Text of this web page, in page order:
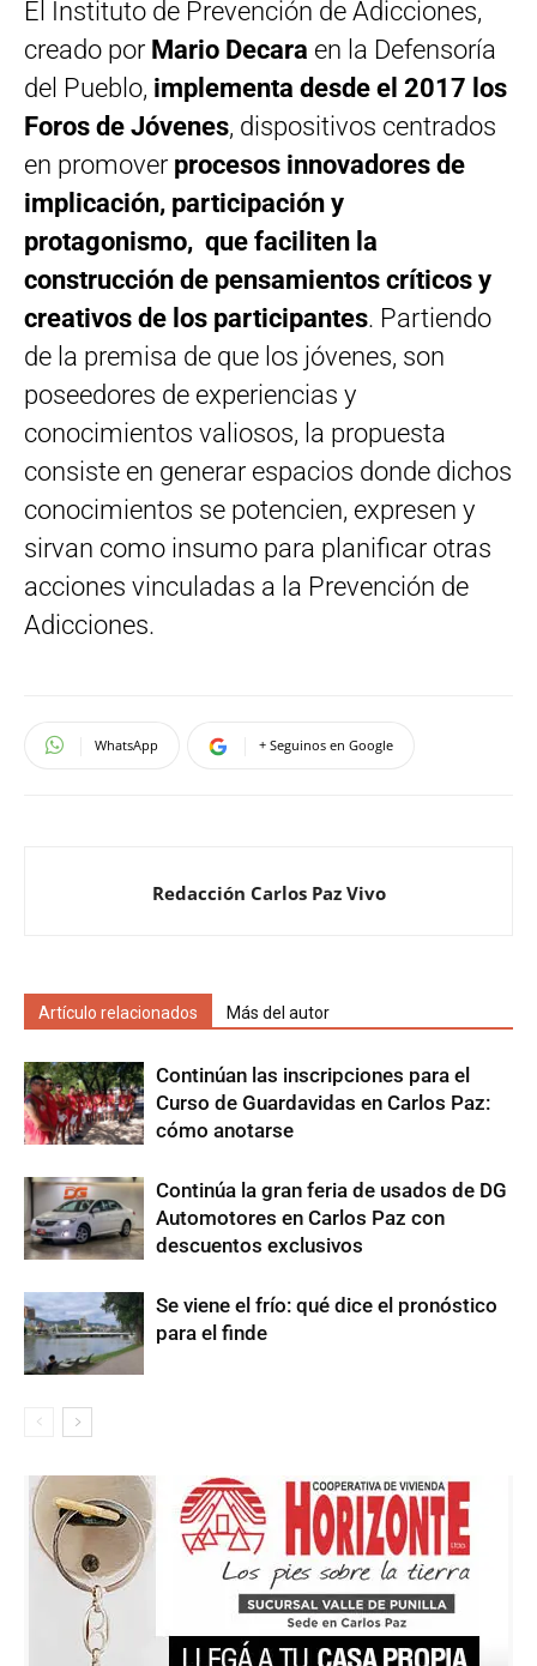
El Instituto de Prevención de Adicciones,
creado por Mario Decara en la Defensoría
del Pueblo, implementa desde el 2017 los
Foros de Jóvenes, dispositivos centrados
en promover procesos innovadores de
implicación, participación y
protagonismo, que faciliten la
construcción de pensamientos críticos y
creativos de los participantes. Partiendo
de la premisa de que los jóvenes, son
poseedores de experiencias y
conocimientos valiosos, la propuesta
consiste en generar espacios donde dichos
conocimientos se potencien, expresen y
sirvan como insumo para planificar otras
acciones vinculadas a la Prevención de
Adicciones.
WhatsApp + Seguinos en Google
Redacción Carlos Paz Vivo
Artículo relacionados Más del autor
Continúan las inscripciones para el
Curso de Guardavidas en Carlos Paz:
cómo anotarse
Continúa la gran feria de usados de DG
Automotores en Carlos Paz con
descuentos exclusivos
Se viene el frío: qué dice el pronóstico
para el finde